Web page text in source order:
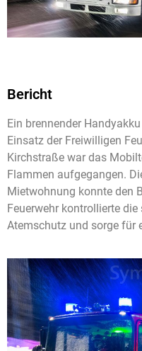
Bericht
Ein brennender
Einsatz der Freiwilligen
Kirchstraße war das
Flammen aufgegangen.
Mietwohnung konnte den
Feuerwehr kontrollierte
Atemschutz und sorge für